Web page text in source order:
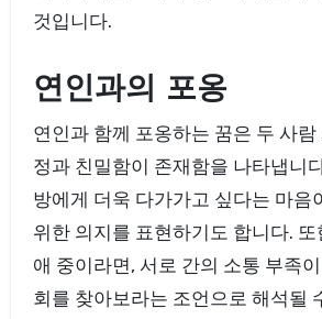
것입니다.
연인과의 포옹
연인과 함께 포옹하는 꿈은 두 사람
정과 친밀함이 존재함을 나타냅니
방에게 더욱 다가가고 싶다는 마음
위한 의지를 표현하기도 합니다. 또
애 중이라면, 서로 간의 소통 부족
회를 찾아보라는 조언으로 해석될